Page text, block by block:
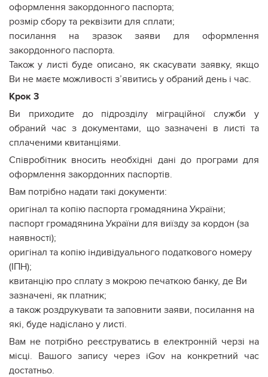
оформлення закордонного паспорта;
розмір сбору та реквізити для сплати;
посилання на зразок заяви для оформлення
закордонного паспорта.
Також у листі буде описано, як скасувати заявку, якщо
Ви не маєте можливості з’явитись у обраний день і час.
Крок 3
Ви приходите до підрозділу міграційної служби у
обраний час з документами, що зазначені в листі та
сплаченими квитанціями.
Співробітник вносить необхідні дані до програми для
оформлення закордонних паспортів.
Вам потрібно надати такі документи:
оригінал та копію паспорта громадянина України;
паспорт громадянина України для виїзду за кордон (за
наявності);
оригінал та копію індивідуального податкового номеру
(ІПН);
квитанцію про сплату з мокрою печаткою банку, де Ви
зазначені, як платник;
а також роздрукувати та заповнити заяви, посилання на
які, буде надіслано у листі.
Вам не потрібно реєструватись в електронній черзі на
місці. Вашого запису через iGov на конкретний час
достатньо.